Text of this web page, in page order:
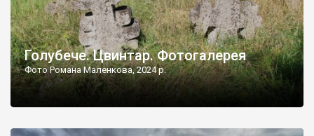
Голубече. Цвинтар. Фотогалерея
Фото Романа Маленкова, 2024 р.